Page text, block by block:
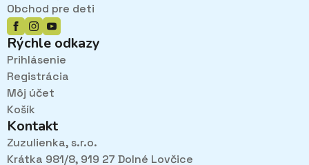
Obchod pre deti
Rýchle odkazy
Prihlásenie
Registrácia
Môj účet
Košík
Kontakt
Zuzulienka, s.r.o.
Krátka 981/8, 919 27 Dolné Lovčice